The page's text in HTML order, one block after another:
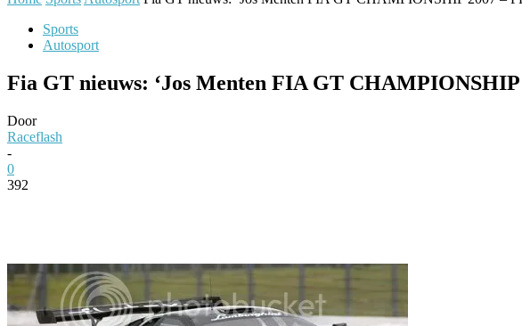
Sports
Autosport
Fia GT nieuws: ‘Jos Menten FIA GT
Door
Raceflash
-
0
392